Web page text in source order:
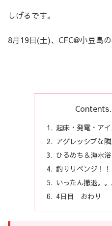
しげるです。
8月19日(土)、CFC@小豆島の
起床・発電・ア
アグレッシブな
ひるめち＆海水浴
釣りリベンジ！！
いったん撤退。。
4日目 おわり